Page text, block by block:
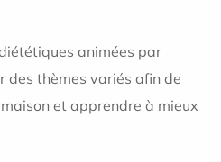
animées par
des thèmes variés afin de
et apprendre à mieux